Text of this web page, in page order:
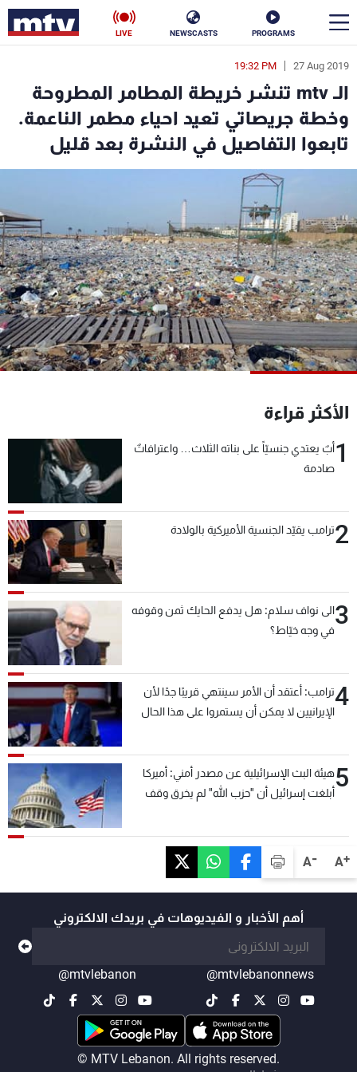
PROGRAMS
NEWSCASTS
LIVE
A+
A-
27 Aug 2019
19:32 PM
الـ mtv تنشر خريطة المطامر المطروحة
وخطة جريصاتي تعيد احياء مطمر الناعمة.
تابعوا التفاصيل في النشرة بعد قليل
الأكثر قراءة
1أبٌ يعتدي جنسيّاً على بناته الثلاث… واعترافاتٌ
صادمة
2ترامب يقيّد الجنسية الأميركية بالولادة
3الى نواف سلام: هل يدفع الحايك ثمن وقوفه
في وجه خيّاط؟
4ترامب: أعتقد أن الأمر سينتهي قريبًا جدًا لأن
الإيرانيين لا يمكن أن يستمروا على هذا الحال
5هيئة البث الإسرائيلية عن مصدر أمني: أميركا
أبلغت إسرائيل أن "حزب الله" لم يخرق وقف
أهم الأخبار و الفيديوهات في بريدك الالكتروني
@mtvlebanonnews
@mtvlebanon
© MTV Lebanon. All rights reserved.
en
الأخبار
سياسة ناس
منوعات رياضة
كأس العالم
البرامج
جدول البرامج
شاهد البرامج
عن MTV
الإنـتـاج
وظائف
شروط الإسـتخدام